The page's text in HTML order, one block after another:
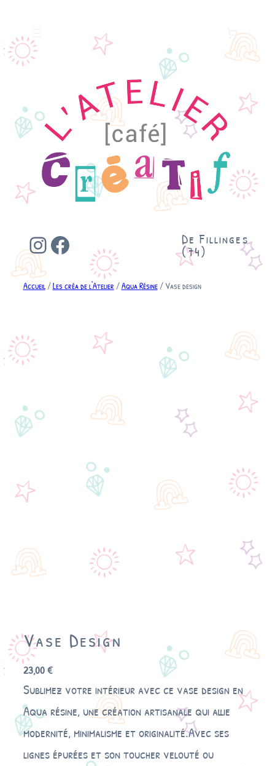
Instagram Facebook De Fillinges
(74)
Accueil /Les créa de l'Atelier /Aqua Résine/ Vase design
Vase Design
23,00€
Sublimez votre intérieur avec ce vase design en
Aqua résine, une création artisanale qui allie
modernité, minimalisme et originalité.Avec ses
lignes épurées et son toucher velouté ou